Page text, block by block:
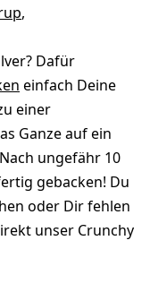
,
Dafür
einfach Deine
einer
Ganze auf ein
ungefähr 10
gebacken! Du
oder Dir fehlen
unser Crunchy